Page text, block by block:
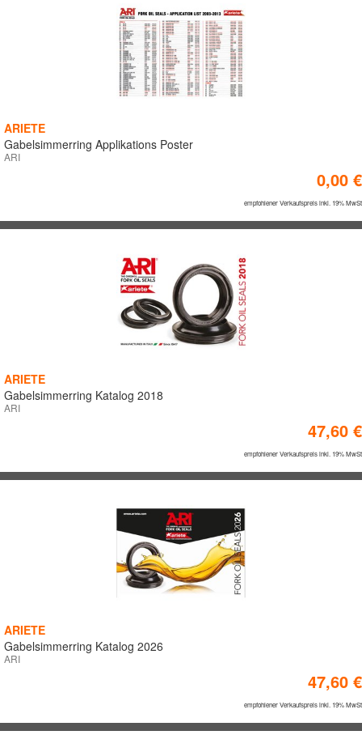
HERSTELLER
Länge
Innendurchmesser
ARIETE
Gabelsimmerring Applikations Poster
ARI
0,00 €
empfohlener Verkaufspreis inkl. 19% MwSt
ARIETE
Gabelsimmerring Katalog 2018
ARI
47,60 €
empfohlener Verkaufspreis inkl. 19% MwSt
ARIETE
Gabelsimmerring Katalog 2026
ARI
47,60 €
empfohlener Verkaufspreis inkl. 19% MwSt